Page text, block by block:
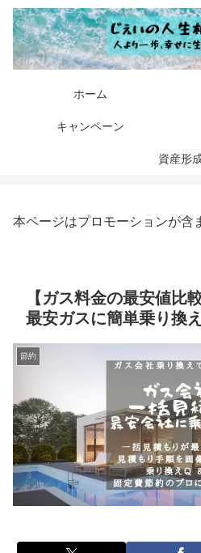
ホーム
キャンペーン
資産形
本ページはプロモーションが含
【ガス料金の最安値比
最安ガスに簡単乗り換え
節約